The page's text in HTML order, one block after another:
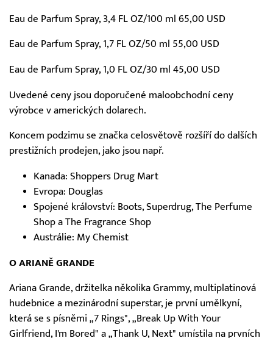
Eau de Parfum Spray, 3,4 FL OZ/100 ml 65,00 USD
Eau de Parfum Spray, 1,7 FL OZ/50 ml 55,00 USD
Eau de Parfum Spray, 1,0 FL OZ/30 ml 45,00 USD
Uvedené ceny jsou doporučené maloobchodní ceny
výrobce v amerických dolarech.
Koncem podzimu se značka celosvětově rozšíří do dalších
prestižních prodejen, jako jsou např.
Kanada: Shoppers Drug Mart
Evropa: Douglas
Spojené království: Boots, Superdrug, The Perfume
Shop a The Fragrance Shop
Austrálie: My Chemist
O ARIANĚ GRANDE
Ariana Grande, držitelka několika Grammy, multiplatinová
hudebnice a mezinárodní superstar, je první umělkyní,
která se s písněmi „7 Rings", „Break Up With Your
Girlfriend, I'm Bored" a „Thank U, Next" umístila na prvních